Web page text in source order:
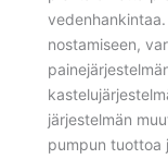
nostamiseen,
järjestelmän
pumpun tuottoa